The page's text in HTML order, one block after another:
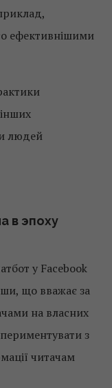
ефективнішими
людей
в эпоху
у Facebook
що вважає за
на власних
з
читачам